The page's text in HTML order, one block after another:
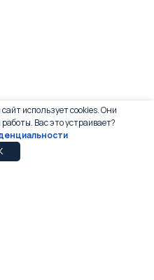
использует cookies. Они
Вас это устраивает?